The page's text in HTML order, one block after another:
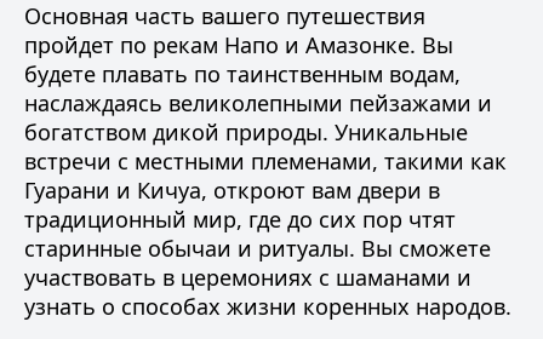
Основная часть вашего путешествия
пройдет по рекам Напо и Амазонке. Вы
будете плавать по таинственным водам,
наслаждаясь великолепными пейзажами и
богатством дикой природы. Уникальные
встречи с местными племенами, такими как
Гуарани и Кичуа, откроют вам двери в
традиционный мир, где до сих пор чтят
старинные обычаи и ритуалы. Вы сможете
участвовать в церемониях с шаманами и
узнать о способах жизни коренных народов.